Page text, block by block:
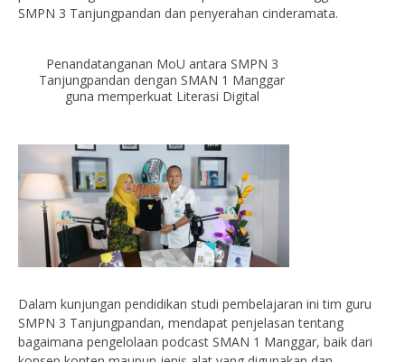
SMPN 3 Tanjungpandan dan penyerahan cinderamata.
Penandatanganan MoU antara SMPN 3
Tanjungpandan dengan SMAN 1 Manggar
guna memperkuat Literasi Digital
Dalam kunjungan pendidikan studi pembelajaran ini tim guru
SMPN 3 Tanjungpandan, mendapat penjelasan tentang
bagaimana pengelolaan podcast SMAN 1 Manggar, baik dari